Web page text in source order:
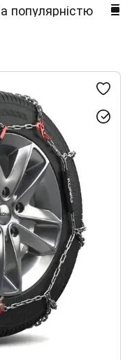
популярністю